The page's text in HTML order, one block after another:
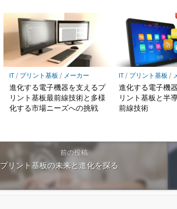
IT/ プリント基板/ メーカー
進化する電子機器を支えるプ
リント基板最前線技術と多様
化する市場ニーズへの挑戦
IT/ プリント基板/
進化する電子機
リント基板と半
前線技術
前の投稿
プリント基板の未来と進化を探る